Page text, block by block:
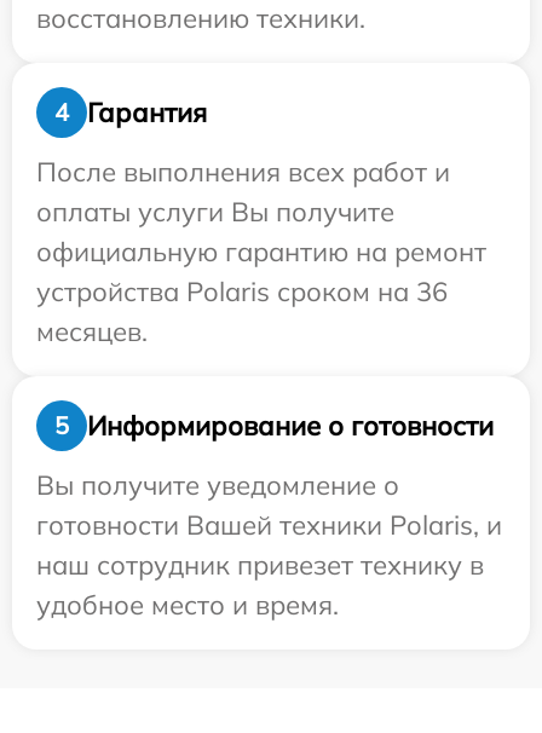
восстановлению техники.
4
Гарантия
После выполнения всех работ и
оплаты услуги Вы получите
официальную гарантию на ремонт
устройства Polaris сроком на 36
месяцев.
5
Информирование о готовности
Вы получите уведомление о
готовности Вашей техники Polaris, и
наш сотрудник привезет технику в
удобное место и время.